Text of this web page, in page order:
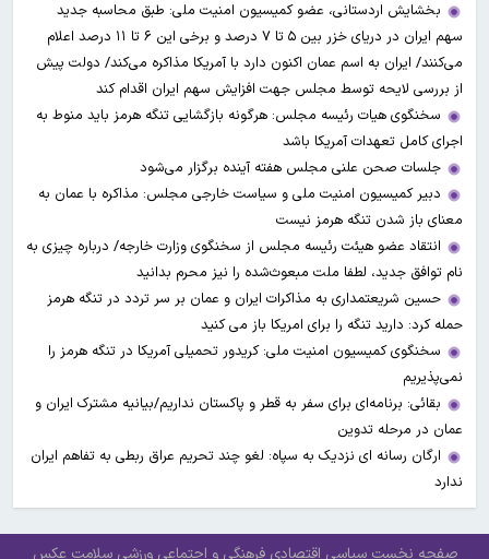
بخشایش اردستانی، عضو کمیسیون امنیت ملی: طبق محاسبه جدید
سهم ایران در دریای خزر بین ۵ تا ۷ درصد و برخی این ۶ تا ۱۱ درصد اعلام
می‌کنند/ ایران به اسم عمان اکنون دارد با آمریکا مذاکره می‌کند/ دولت پیش
از بررسی لایحه توسط مجلس جهت افزایش سهم ایران اقدام کند
سخنگوی هیات رئیسه مجلس: هرگونه بازگشایی تنگه هرمز باید منوط به
اجرای کامل تعهدات آمریکا باشد
جلسات صحن علنی مجلس هفته آینده برگزار می‌شود
دبیر کمیسیون امنیت ملی و سیاست خارجی مجلس: مذاکره با عمان به
معنای باز شدن تنگه هرمز نیست
انتقاد عضو هیئت رئیسه مجلس از سخنگوی وزارت خارجه/ درباره چیزی به
نام توافق جدید، لطفا ملت مبعوث‌شده را نیز محرم بدانید
حسین شریعتمداری به مذاکرات ایران و عمان بر سر تردد در تنگه هرمز
حمله کرد: دارید تنگه را برای امریکا باز می کنید
سخنگوی کمیسیون امنیت ملی: کریدور تحمیلی آمریکا در تنگه هرمز را
نمی‌پذیریم
بقائی: برنامه‌ای برای سفر به قطر و پاکستان نداریم/بیانیه مشترک ایران و
عمان در مرحله تدوین
ارگان رسانه ای نزدیک به سپاه: لغو چند تحریم عراق ربطی به تفاهم ایران
ندارد